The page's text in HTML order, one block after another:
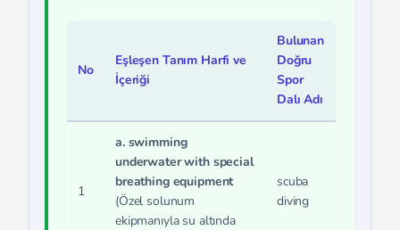
No
Eşleşen Tanım Harfi ve
İçeriği
Bulunan
Doğru
Spor
Dalı Adı
1
a. swimming
underwater with special
breathing equipment
(Özel solunum
ekipmanıyla su altında
scuba
diving